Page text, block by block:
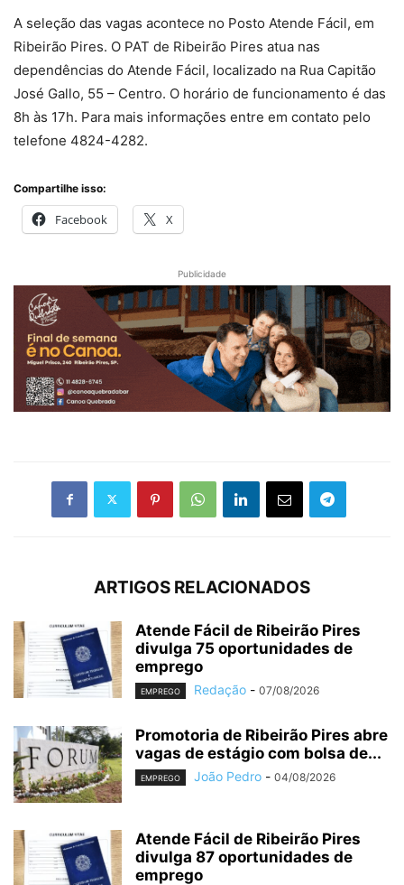
A seleção das vagas acontece no Posto Atende Fácil, em
Ribeirão Pires. O PAT de Ribeirão Pires atua nas
dependências do Atende Fácil, localizado na Rua Capitão
José Gallo, 55 – Centro. O horário de funcionamento é das
8h às 17h. Para mais informações entre em contato pelo
telefone 4824-4282.
Compartilhe isso:
Facebook X
Publicidade
ARTIGOS RELACIONADOS
Atende Fácil de Ribeirão Pires
divulga 75 oportunidades de
emprego
EMPREGO Redação - 07/08/2026
Promotoria de Ribeirão Pires abre
vagas de estágio com bolsa de...
EMPREGO João Pedro - 04/08/2026
Atende Fácil de Ribeirão Pires
divulga 87 oportunidades de
emprego